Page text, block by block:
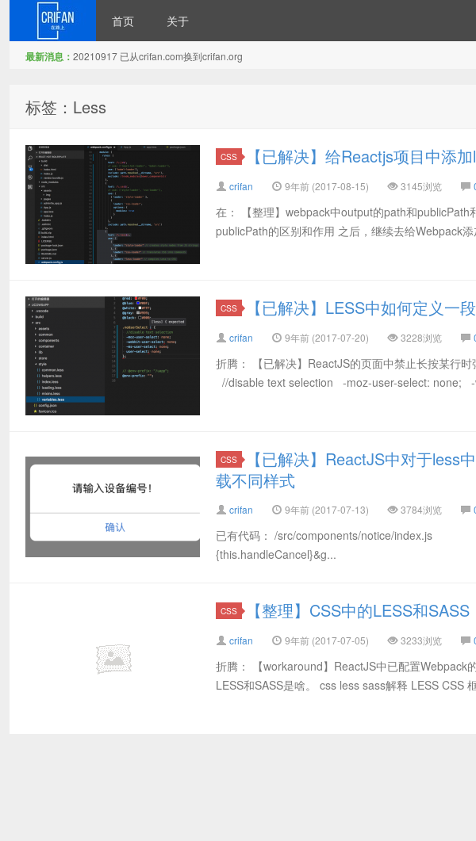
首页 关于
最新消息： 20210917 已从crifan.com换到crifan.org
标签：Less
CSS 【已解决】给Reactjs项目中添
crifan 9年前 (2017-08-15) 3145浏览
在： 【整理】webpack中output的path和
publicPath的区别和作用 之后，继续去给Webpack
CSS 【已解决】LESS中如何定义一
crifan 9年前 (2017-07-20) 3228浏览
折腾： 【已解决】ReactJS的页面中禁止长按某行
//disable text selection -moz-user-select: none; -
CSS
【已解决】ReactJS中对于less
载不同样式
crifan 9年前 (2017-07-13) 3784浏览
已有代码： /src/components/notice/
{this.handleCancel}&g...
CSS 【整理】CSS中的LESS和SASS
crifan 9年前 (2017-07-05) 3233浏览
折腾： 【workaround】ReactJS中已配置Webpack
LESS和SASS是啥。 css less sass解释 LESS CSS